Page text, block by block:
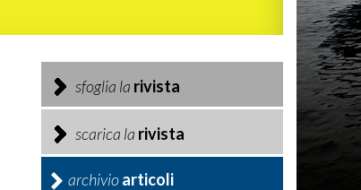
sfoglia la rivista
scarica la rivista
archivioarticoli